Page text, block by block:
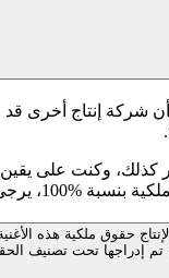
أن شركة إنتاج أخرى
كذلك، وكنت على
بنسبة %100، يرجى
حقوق ملكية هذه
تم إدراجها تحت تصنيف